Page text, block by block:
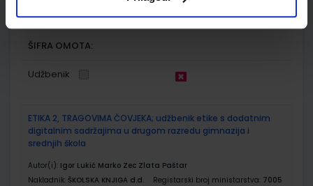
SKU:567701 CIJENA:18,90 €
ŠIFRA OMOTA:
Udžbenik
ETIKA 2, TRAGOVIMA ČOVJEKA; udžbenik etike s dodatnim
digitalnim sadržajima u drugom razredu gimnazija i
srednjih škola
Autor(i): Igor Lukić Marko Zec Zlata Paštar
Nakladnik: ŠKOLSKA KNJIGA d.d. Registarski broj ministarstva: 7005